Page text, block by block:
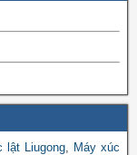
lật Liugong,
Máy xúc